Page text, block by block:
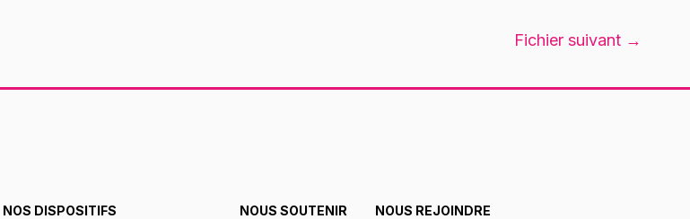
Fichier suivant →
NOS DISPOSITIFS
NOUS SOUTENIR
NOUS REJOINDRE